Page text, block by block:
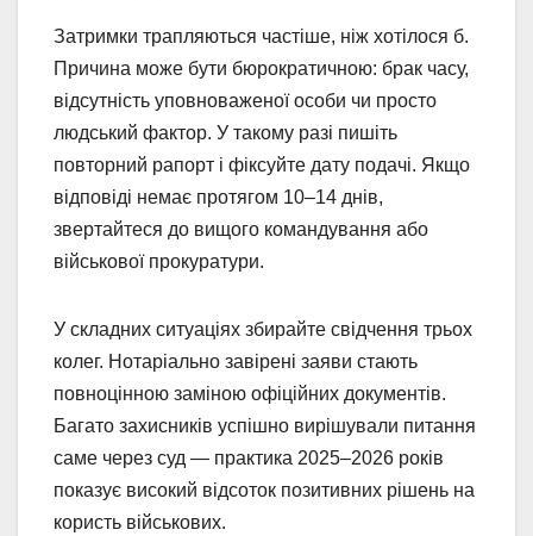
Затримки трапляються частіше, ніж хотілося б.
Причина може бути бюрократичною: брак часу,
відсутність уповноваженої особи чи просто
людський фактор. У такому разі пишіть
повторний рапорт і фіксуйте дату подачі. Якщо
відповіді немає протягом 10–14 днів,
звертайтеся до вищого командування або
військової прокуратури.
У складних ситуаціях збирайте свідчення трьох
колег. Нотаріально завірені заяви стають
повноцінною заміною офіційних документів.
Багато захисників успішно вирішували питання
саме через суд — практика 2025–2026 років
показує високий відсоток позитивних рішень на
користь військових.